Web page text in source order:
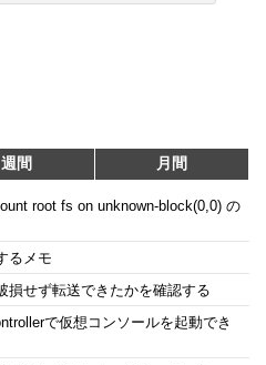
週間 月間
root fs on unknown-block(0,0) の
るメモ
損せず転送できたかを確認する
で仮想コンソールを起動でき